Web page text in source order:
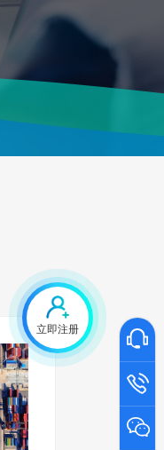
立即注册